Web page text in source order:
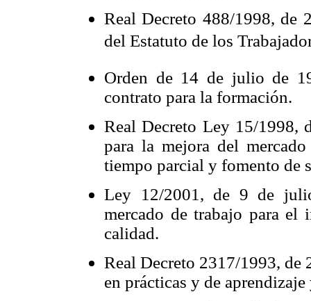
Real Decreto 488/1998, de
del Estatuto de los
Orden de 14 de julio de
contrato para la formación.
Real Decreto Ley 15/1998,
para la mejora del
tiempo parcial y fomento de
Ley 12/2001, de 9 de
mercado de trabajo para el
calidad.
Real Decreto 2317/1993, de
en prácticas y de